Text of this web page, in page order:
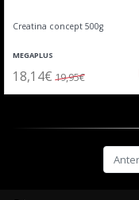
Creatina concept 500g
MEGAPLUS
18,14€ 19,95€